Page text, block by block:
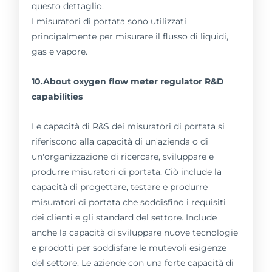
questo dettaglio.
I misuratori di portata sono utilizzati
principalmente per misurare il flusso di liquidi,
gas e vapore.
10.About oxygen flow meter regulator R&D
capabilities
Le capacità di R&S dei misuratori di portata si
riferiscono alla capacità di un'azienda o di
un'organizzazione di ricercare, sviluppare e
produrre misuratori di portata. Ciò include la
capacità di progettare, testare e produrre
misuratori di portata che soddisfino i requisiti
dei clienti e gli standard del settore. Include
anche la capacità di sviluppare nuove tecnologie
e prodotti per soddisfare le mutevoli esigenze
del settore. Le aziende con una forte capacità di